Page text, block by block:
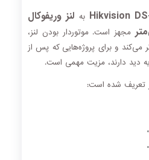
Hikvision به لنز وریفوکال
مجهز است. موتوردار بودن لنز،
می‌کند و برای پروژه‌هایی که پس از
دید دارند، مزیت مهمی است.
تعریف شده است: